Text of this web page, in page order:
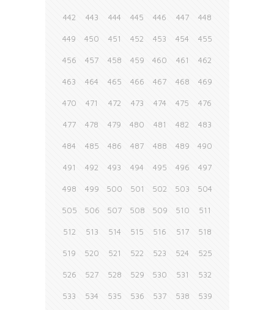
442 443 444 445 446 447 448
449 450 451 452 453 454 455
456 457 458 459 460 461 462
463 464 465 466 467 468 469
470 471 472 473 474 475 476
477 478 479 480 481 482 483
484 485 486 487 488 489 490
491 492 493 494 495 496 497
498 499 500 501 502 503 504
505 506 507 508 509 510 511
512 513 514 515 516 517 518
519 520 521 522 523 524 525
526 527 528 529 530 531 532
533 534 535 536 537 538 539